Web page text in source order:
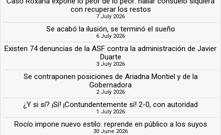
con recuperar los restos
7 July 2026
Se acabó la ilusión, se terminó el sueño
6 July 2026
Existen 74 denuncias de la ASF contra la administración de Javier
Duarte
3 July 2026
Se contraponen posiciones de Ariadna Montiel y de la
Gobernadora
2 July 2026
¿Y si sí? ¡Sí! ¡Contundentemente sí! 2-0, con autoridad
1 July 2026
Rocío impone nuevo estilo: reprende en público a los suyos
30 June 2026